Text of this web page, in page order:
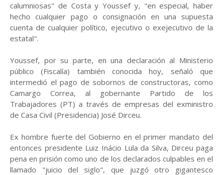
calumniosas" de Costa y Youssef y, "en especial, haber
hecho cualquier pago o consignación en una supuesta
cuenta de cualquier político, ejecutivo o exejecutivo de la
estatal".
Youssef, por su parte, en una declaración al Ministerio
público (Fiscalía) también conocida hoy, señaló que
intermedió el pago de sobornos de constructoras, como
Camargo Correa, al gobernante Partido de los
Trabajadores (PT) a través de empresas del exministro
de Casa Civil (Presidencia) José Dirceu.
Ex hombre fuerte del Gobierno en el primer mandato del
entonces presidente Luiz Inácio Lula da Silva, Dirceu paga
pena en prisión como uno de los declarados culpables en el
llamado "juicio del siglo", que juzgó otro gigantesco